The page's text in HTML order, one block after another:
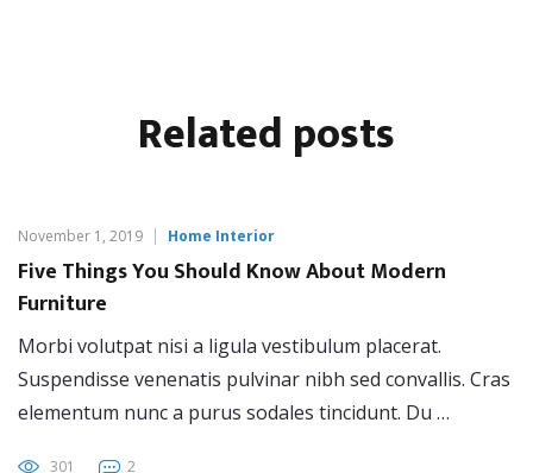
Related posts
November 1, 2019 Home Interior
Five Things You Should Know About Modern
Furniture
Morbi volutpat nisi a ligula vestibulum placerat.
Suspendisse venenatis pulvinar nibh sed convallis. Cras
elementum nunc a purus sodales tincidunt. Du …
301 2